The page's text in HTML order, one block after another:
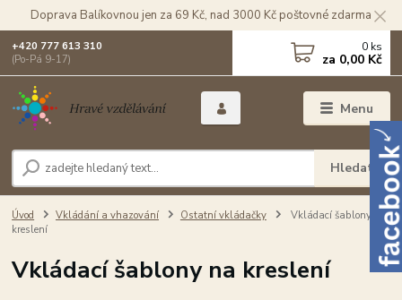
Doprava Balíkovnou jen za 69 Kč, nad 3000 Kč poštovné zdarma
Menu
Hledat
+420 777 613 310
(Po-Pá 9-17)
0 ks
za 0,00 Kč
Úvod Vkládání a vhazování Ostatní vkládačky
Vkládací šablony na
kreslení
Vkládací šablony na kreslení